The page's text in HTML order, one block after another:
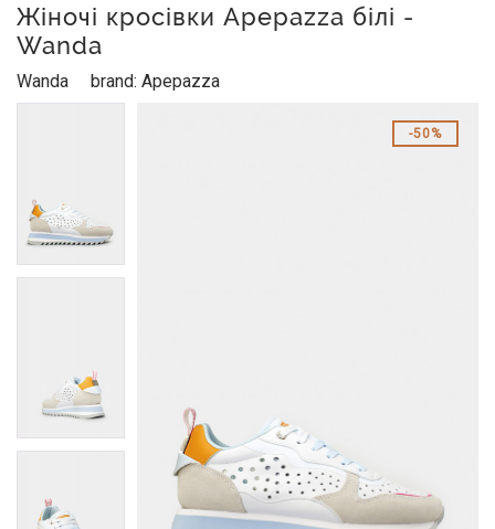
Жіночі кросівки Apepazza білі -
Wanda
Wanda brand: Apepazza
50%